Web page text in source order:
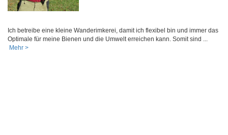
Ich betreibe eine kleine Wanderimkerei, damit ich flexibel bin und immer das
Optimale für meine Bienen und die Umwelt erreichen kann. Somit sind ...
Mehr >